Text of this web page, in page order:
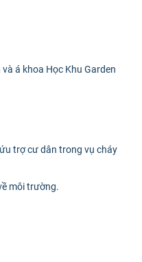
á khoa Học Khu Garden
trợ cư dân trong vụ cháy
môi trường.